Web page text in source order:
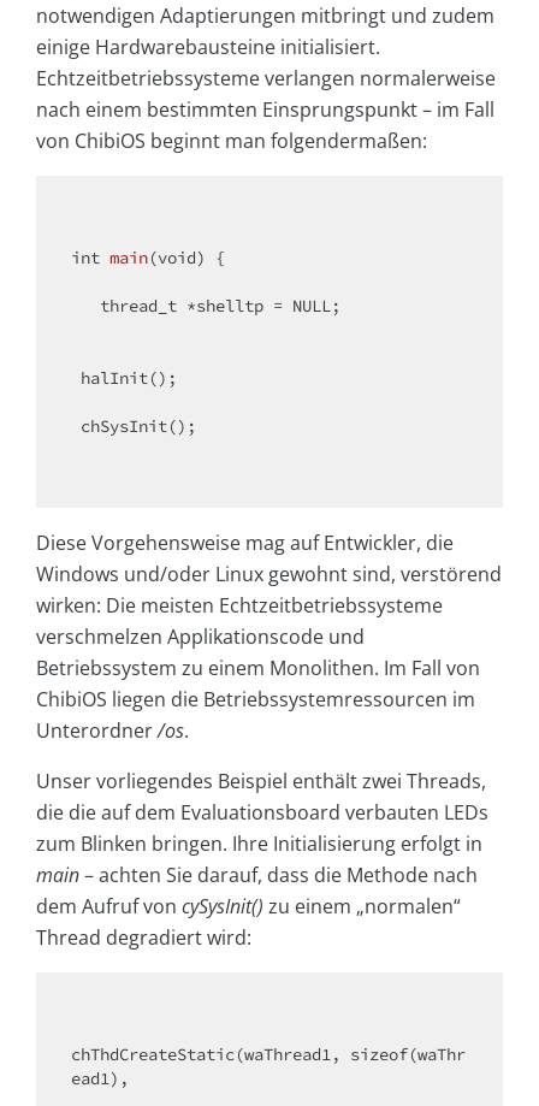
notwendigen Adaptierungen mitbringt und zudem
einige Hardwarebausteine initialisiert.
Echtzeitbetriebssysteme verlangen normalerweise
nach einem bestimmten Einsprungspunkt – im Fall
von ChibiOS beginnt man folgendermaßen:
int main(void) {
Diese Vorgehensweise mag auf Entwickler, die
Windows und/oder Linux gewohnt sind, verstörend
wirken: Die meisten Echtzeitbetriebssysteme
verschmelzen Applikationscode und
Betriebssystem zu einem Monolithen. Im Fall von
ChibiOS liegen die Betriebssystemressourcen im
Unterordner/os.
Unser vorliegendes Beispiel enthält zwei Threads,
die die auf dem Evaluationsboard verbauten LEDs
zum Blinken bringen. Ihre Initialisierung erfolgt in
main– achten Sie darauf, dass die Methode nach
dem Aufruf von cySysInit() zu einem „normalen“
Thread degradiert wird:
chThdCreateStatic(waThread1, sizeof(waThr
ead1),